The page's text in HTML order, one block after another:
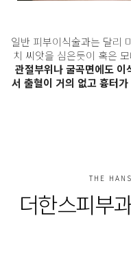
일반 피부이식술과는 달리
치 씨앗을 심은듯이 혹은
관절부위나 굴곡면에도 이
서 출혈이 거의 없고 흉터
THE
더한스피부